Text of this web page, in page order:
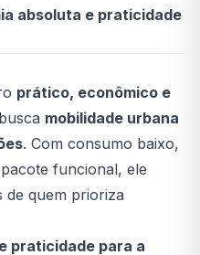
absoluta e praticidade
prático, econômico e
mobilidade urbana
. Com consumo baixo,
funcional, ele
de quem prioriza
praticidade para a